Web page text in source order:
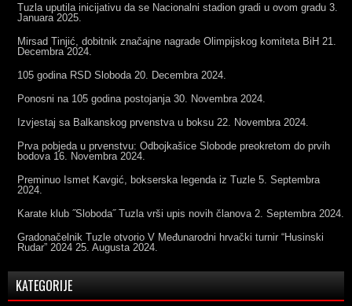
Tuzla uputila inicijativu da se Nacionalni stadion gradi u ovom gradu 3.
Januara 2025.
Mirsad Tinjić, dobitnik značajne nagrade Olimpijskog komiteta BiH 21.
Decembra 2024.
105 godina RSD Sloboda 20. Decembra 2024.
Ponosni na 105 godina postojanja 30. Novembra 2024.
Izvjestaj sa Balkanskog prvenstva u boksu 22. Novembra 2024.
Prva pobjeda u prvenstvu: Odbojkašice Slobode preokretom do prvih
bodova 16. Novembra 2024.
Preminuo Ismet Kavgić, bokserska legenda iz Tuzle 5. Septembra
2024.
Karate klub ˝Sloboda˝ Tuzla vrši upis novih članova 2. Septembra 2024.
Gradonačelnik Tuzle otvorio V Međunarodni hrvački turnir “Husinski
Rudar” 2024 25. Augusta 2024.
KATEGORIJE